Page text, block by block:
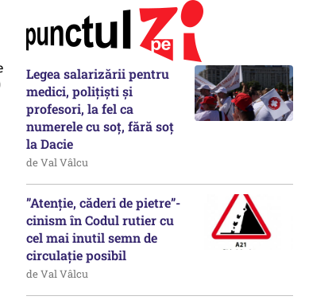
Legea salarizării pentru
medici, polițiști și
profesori, la fel ca
numerele cu soț, fără soț
la Dacie
de Val Vâlcu
”Atenție, căderi de pietre”-
cinism în Codul rutier cu
cel mai inutil semn de
circulație posibil
de Val Vâlcu